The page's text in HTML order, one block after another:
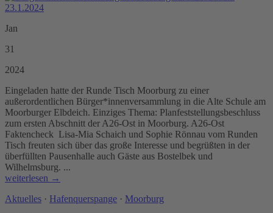
Jan
31
2024
Eingeladen hatte der Runde Tisch Moorburg zu einer
außerordentlichen Bürger*innenversammlung in die Alte Schule am
Moorburger Elbdeich. Einziges Thema: Planfeststellungsbeschluss
zum ersten Abschnitt der A26-Ost in Moorburg. A26-Ost
Faktencheck Lisa-Mia Schaich und Sophie Rönnau vom Runden
Tisch freuten sich über das große Interesse und begrüßten in der
überfüllten Pausenhalle auch Gäste aus Bostelbek und
Wilhelmsburg. ...
weiterlesen →
Aktuelles · Hafenquerspange · Moorburg